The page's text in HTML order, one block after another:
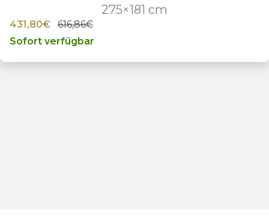
275×181 cm
431,80€
616,86€
Sofort verfügbar